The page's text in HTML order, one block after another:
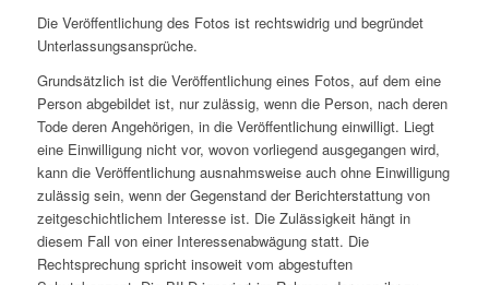
Die Veröffentlichung des Fotos ist rechtswidrig und begründet
Unterlassungsansprüche.
Grundsätzlich ist die Veröffentlichung eines Fotos, auf dem eine
Person abgebildet ist, nur zulässig, wenn die Person, nach deren
Tode deren Angehörigen, in die Veröffentlichung einwilligt. Liegt
eine Einwilligung nicht vor, wovon vorliegend ausgegangen wird,
kann die Veröffentlichung ausnahmsweise auch ohne Einwilligung
zulässig sein, wenn der Gegenstand der Berichter­stattung von
zeitgeschichtlichem Interesse ist. Die Zulässigkeit hängt in
diesem Fall von einer Interessenabwägung statt. Die
Rechtsprechung spricht insoweit vom abgestuften